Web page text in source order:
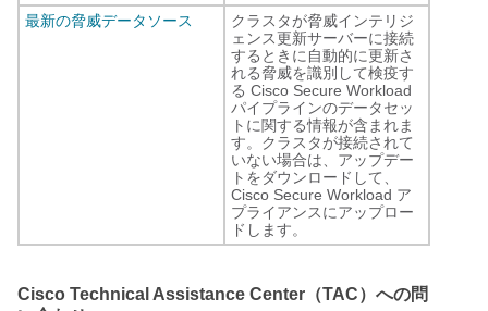
最新の脅威データソース
クラスタが脅威インテリジ
ェンス更新サーバーに接続
するときに自動的に更新さ
れる脅威を識別して検疫す
る Cisco Secure Workload
パイプラインのデータセッ
トに関する情報が含まれま
す。クラスタが接続されて
いない場合は、アップデー
トをダウンロードして、
Cisco Secure Workload ア
プライアンスにアップロー
ドします。
Cisco Technical Assistance Center（TAC）への問